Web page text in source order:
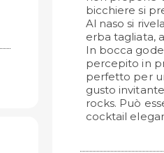
bicchiere si
Al naso si
erba tagliata,
In bocca
percepito in
perfetto per
gusto
rocks. Può
cocktail